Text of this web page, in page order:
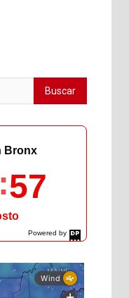
Powered by
DaysPedia.com
Bronx
58